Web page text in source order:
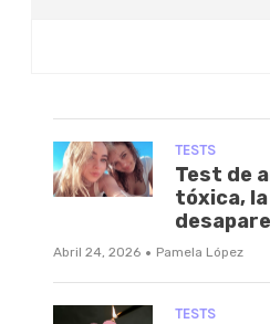
TESTS
Test de
tóxica, la
Abril 24, 2026 · Pamela López
TESTS